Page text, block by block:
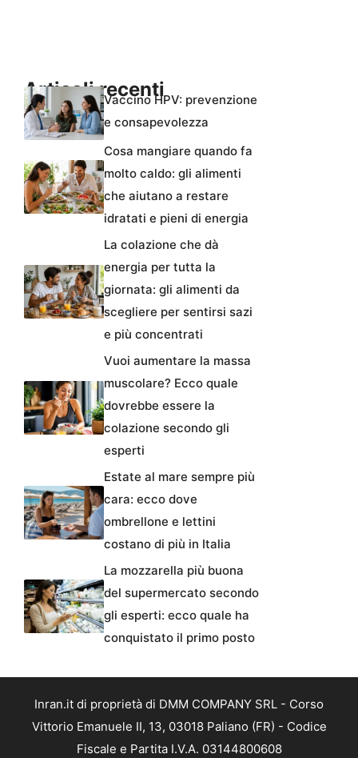
Articoli recentiVaccino HPV: prevenzione
e consapevolezza
Cosa mangiare quando fa
molto caldo: gli alimenti
che aiutano a restare
idratati e pieni di energia
La colazione che dà
energia per tutta la
giornata: gli alimenti da
scegliere per sentirsi sazi
e più concentrati
Vuoi aumentare la massa
muscolare? Ecco quale
dovrebbe essere la
colazione secondo gli
esperti
Estate al mare sempre più
cara: ecco dove
ombrellone e lettini
costano di più in Italia
La mozzarella più buona
del supermercato secondo
gli esperti: ecco quale ha
conquistato il primo posto
Inran.it di proprietà di DMM COMPANY SRL - Corso
Vittorio Emanuele II, 13, 03018 Paliano (FR) - Codice
Fiscale e Partita I.V.A. 03144800608